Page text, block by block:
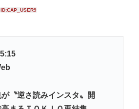
60人の日本人にレ●プさせたおっさ
バネを取るために手術をします」
核三原則を今後も堅持していくの
ばこ売人」と肩組みショット「小
ID:CAP_USER9
〝逆さ読みインスタ〟開